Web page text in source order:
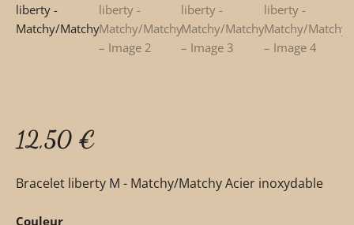
12,50 €
Bracelet liberty M - Matchy/Matchy Acier inoxydable
Couleur